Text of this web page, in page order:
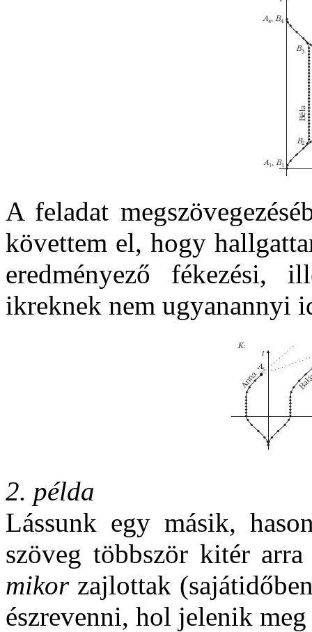
A feladat
követtem el, hogy
eredményező fékezési,
ikreknek nem ugyanannyi
2. példa
Lássunk egy másik,
szöveg többször kitér
mikorzajlottak
észrevenni, hol jelenik